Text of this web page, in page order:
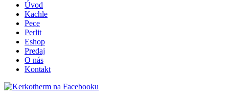
Úvod
Kachle
Pece
Perlit
Eshop
Predaj
O nás
Kontakt